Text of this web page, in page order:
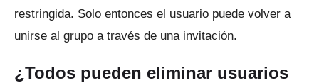
restringida. Solo entonces el usuario puede volver a
unirse al grupo a través de una invitación.
¿Todos pueden eliminar usuarios